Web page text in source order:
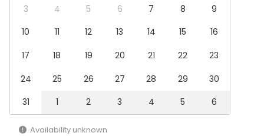
Fair / Exhibition
Recreation
Experience / Activity
Villa / Mansion
Cabin / Cottage
3
4 5 6 7 8
9
10
11 12 13 14 15
16
17
18 19 20 21 22
23
24
25 26 27 28 29
30
31
1 2 3 4 5 6
Availability unknown